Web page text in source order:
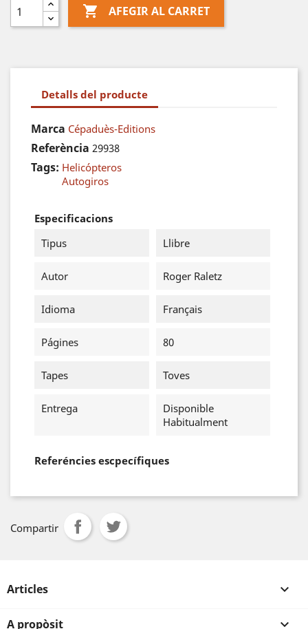
 AFEGIR AL CARRET
Detalls del producte
Marca Cépaduès-Editions
Referència 29938
Tags: Helicópteros
Autogiros
Especificacions
Tipus
Llibre
Autor Roger Raletz
Idioma Français
Págines 80
Tapes Toves
Entrega
Disponible
Habitualment
Referéncies escpecífiques
Compartir
Articles 
A propòsit 